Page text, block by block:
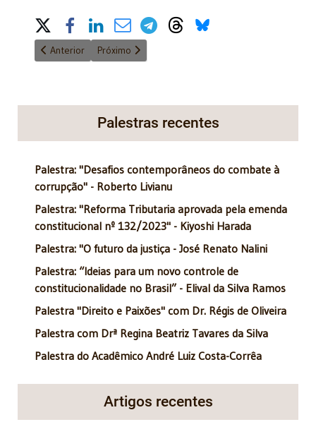
Share on Social Media
Artigo anterior: O retorno do Estatuto destruidor das Famílias
Anterior Próximo artigo: O retorno do Estatuto destruidor
Próximo
Palestras recentes
Palestra: "Desafios contemporâneos do combate à
corrupção" - Roberto Livianu
Palestra: "Reforma Tributaria aprovada pela emenda
constitucional nº 132/2023" - Kiyoshi Harada
Palestra: "O futuro da justiça - José Renato Nalini
Palestra: “Ideias para um novo controle de
constitucionalidade no Brasil” - Elival da Silva Ramos
Palestra "Direito e Paixões" com Dr. Régis de Oliveira
Palestra com Drª Regina Beatriz Tavares da Silva
Palestra do Acadêmico André Luiz Costa-Corrêa
Artigos recentes